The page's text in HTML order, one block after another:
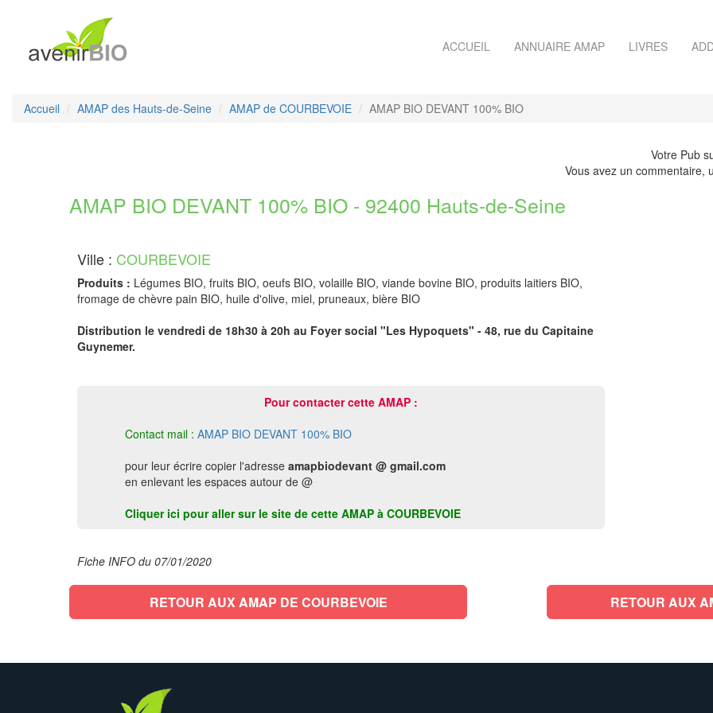
ACCUEIL ANNUAIRE AMAP LIVRES
Accueil AMAP des Hauts-de-Seine AMAP de COURBEVOIE AMAP BIO DEVANT 100% BIO
Votre Pub
Vous avez un commentaire,
AMAP BIO DEVANT 100% BIO - 92400 Hauts-de-Seine
Ville : COURBEVOIE
Produits : Légumes BIO, fruits BIO, oeufs BIO, volaille BIO, viande bovine BIO, produits laitiers BIO,
fromage de chèvre pain BIO, huile d'olive, miel, pruneaux, bière BIO
Distribution le vendredi de 18h30 à 20h au Foyer social "Les Hypoquets" - 48, rue du Capitaine
Guynemer.
Pour contacter cette AMAP :
Contact mail : AMAP BIO DEVANT 100% BIO
pour leur écrire copier l'adresse amapbiodevant @ gmail.com
en enlevant les espaces autour de @
Cliquer ici pour aller sur le site de cette AMAP à COURBEVOIE
Fiche INFO du 07/01/2020
RETOUR AUX AMAP DE COURBEVOIE RETOUR AUX